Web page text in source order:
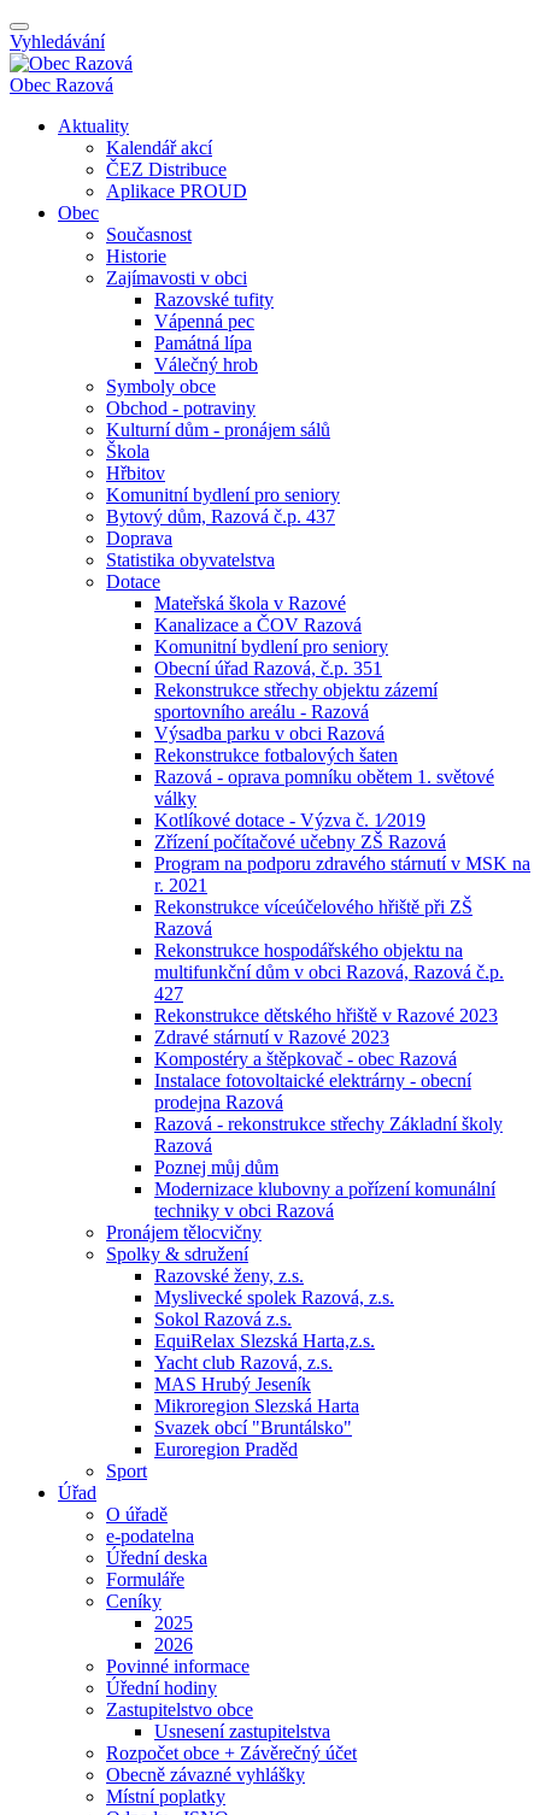
Vyhledávání
Obec Razová
Aktuality
Kalendář akcí
ČEZ Distribuce
Aplikace PROUD
Obec
Současnost
Historie
Zajímavosti v obci
Razovské tufity
Vápenná pec
Památná lípa
Válečný hrob
Symboly obce
Obchod - potraviny
Kulturní dům - pronájem sálů
Škola
Hřbitov
Komunitní bydlení pro seniory
Bytový dům, Razová č.p. 437
Doprava
Statistika obyvatelstva
Dotace
Mateřská škola v Razové
Kanalizace a ČOV Razová
Komunitní bydlení pro seniory
Obecní úřad Razová, č.p. 351
Rekonstrukce střechy objektu zázemí
sportovního areálu - Razová
Výsadba parku v obci Razová
Rekonstrukce fotbalových šaten
Razová - oprava pomníku obětem 1. světové
války
Kotlíkové dotace - Výzva č. 1⁄2019
Zřízení počítačové učebny ZŠ Razová
Program na podporu zdravého stárnutí v MSK na
r. 2021
Rekonstrukce víceúčelového hřiště při ZŠ
Razová
Rekonstrukce hospodářského objektu na
multifunkční dům v obci Razová, Razová č.p.
427
Rekonstrukce dětského hřiště v Razové 2023
Zdravé stárnutí v Razové 2023
Kompostéry a štěpkovač - obec Razová
Instalace fotovoltaické elektrárny - obecní
prodejna Razová
Razová - rekonstrukce střechy Základní školy
Razová
Poznej můj dům
Modernizace klubovny a pořízení komunální
techniky v obci Razová
Pronájem tělocvičny
Spolky & sdružení
Razovské ženy, z.s.
Myslivecké spolek Razová, z.s.
Sokol Razová z.s.
EquiRelax Slezská Harta,z.s.
Yacht club Razová, z.s.
MAS Hrubý Jeseník
Mikroregion Slezská Harta
Svazek obcí "Bruntálsko"
Euroregion Praděd
Sport
Úřad
O úřadě
e-podatelna
Úřední deska
Formuláře
Ceníky
2025
2026
Povinné informace
Úřední hodiny
Zastupitelstvo obce
Usnesení zastupitelstva
Rozpočet obce + Závěrečný účet
Obecně závazné vyhlášky
Místní poplatky